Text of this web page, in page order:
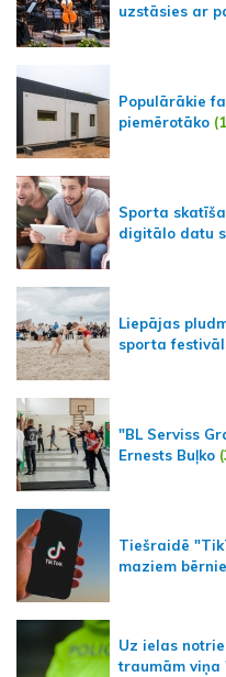
uzstāsies ar
Populārākie
piemērotāko
Sporta
digitālo datu
Liepājas
sporta
"BL Serviss
Ernests Buļko
Tiešraidē
maziem
Uz ielas
traumām